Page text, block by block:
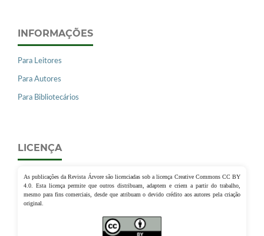
INFORMAÇÕES
Para Leitores
Para Autores
Para Bibliotecários
LICENÇA
As publicações da Revista Árvore são licenciadas sob a licença Creative Commons CC BY
4.0. Esta licença permite que outros distribuam, adaptem e criem a partir do trabalho,
mesmo para fins comerciais, desde que atribuam o devido crédito aos autores pela criação
original.